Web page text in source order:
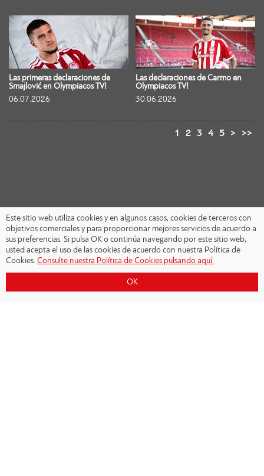
Las primeras declaraciones de
Smajlović en Olympiacos TV!
06.07.2026
Las declaraciones de Carmo en
Olympiacos TV!
30.06.2026
1 2 3 4 5 > >>
Este sitio web utiliza cookies y en algunos casos, cookies de terceros con
objetivos comerciales y para proporcionar mejores servicios de acuerdo a
sus preferencias. Si pulsa OK o continúa navegando por este sitio web,
usted acepta el uso de las cookies de acuerdo con nuestra Política de
Cookies. Consulte nuestra Política de Cookies pulsando aquí.
OK